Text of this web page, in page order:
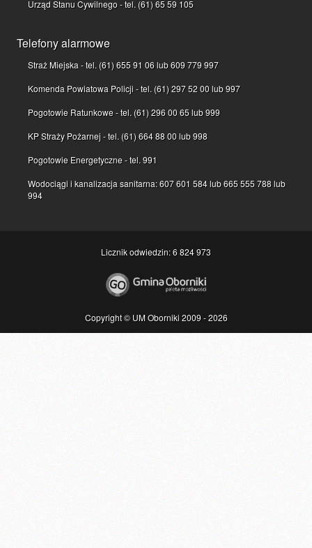
Urząd Stanu Cywilnego - tel. (61) 65 59 105
Telefony alarmowe
Straż Miejska - tel. (61) 655 91 06 lub 609 779 997
Komenda Powiatowa Policji - tel. (61) 297 52 00 lub 997
Pogotowie Ratunkowe - tel. (61) 296 00 65 lub 999
KP Straży Pożarnej - tel. (61) 664 88 00 lub 998
Pogotowie Energetyczne - tel. 991
Wodociągi i kanalizacja sanitarna: 607 601 584 lub 665 555 788 lub
994
Licznik odwiedzin: 6 824 973
Copyright © UM Oborniki 2009 - 2026